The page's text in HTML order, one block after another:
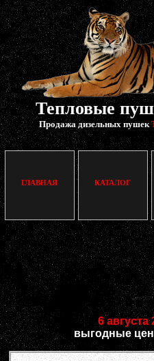
Тепловые
Продажа дизельных пушек
ГЛАВНАЯ КАТАЛОГ
6 августа
выгодные